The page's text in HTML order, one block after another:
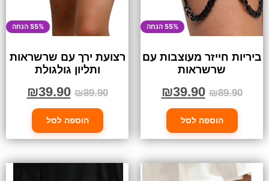
55% הנחה
ביריות חייזר מעוצבות עם
שרשראות
₪89.90
₪39.90
הוספה לסל
55% הנחה
רצועת ירך עם שרשראות
ותליון גולגולת
₪89.90
₪39.90
הוספה לסל